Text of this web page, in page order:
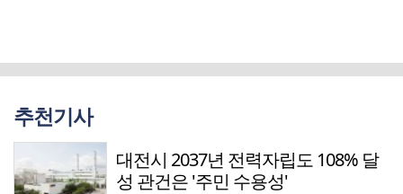
추천기사
대전시 2037년 전력자립도 108% 달
성 관건은 '주민 수용성'